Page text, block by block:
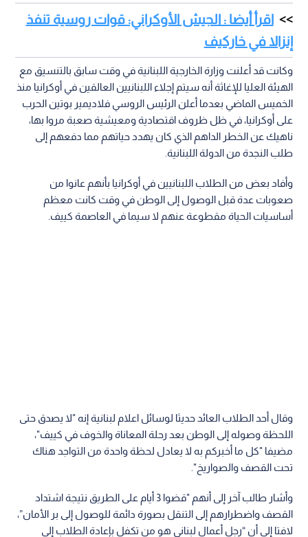
اقرأ أيضا : الجيش الأوكراني: قوات روسية تنفذ
إنزالا في خاركيف
وكانت قد أعلنت وزارة الخارجية اللبنانية في وقت سابق بالتنسيق مع
الهيئة العليا للإغاثة أنه سيتم إجلاء اللبنانيين العالقين في أوكرانيا منذ
الخميس الماضي بعدما أعلن الرئيس الروسي فلاديمير بوتين الحرب
على أوكرانيا، في ظل ظروف اقتصادية ومعيشية صعبة مروا بها،
ناهيك عن الخطر الداهم الذي كان يهدد حياتهم مما دفعهم إلى
طلب النجدة من الدولة اللبنانية.
وأفاد بعض من الطلاب اللبنانيين في أوكرانيا بأنهم عانوا من
صعوبات عدة قبل الوصول إلى الوطن في وقت كانت معظم
أساسيات الحياة مقطوعة عنهم لا سيما في العاصمة كييف.
وقال أحد الطلاب العائد حديثا لوسائل اعلام لبنانية إنه "لا يصدق حتى
اللحظة وصوله إلى الوطن بعد رحلة المعاناة والخوف في كييف"،
مضيفا "كل ما أخبركم به لا يعادل لحظة واحدة من التواجد هناك
تحت القصف والصواريخ".
وأشار طالب آخر إلى أنهم "قضوا 3 أيام على الطريق نتيجة اشتداد
القصف واضطرارهم إلى التنقل بصورة دائمة للوصول إلى بر الأمان”،
لافتا إلى أن “رجل أعمال لبناني هو من تكفل بإعادة الطلاب إلى